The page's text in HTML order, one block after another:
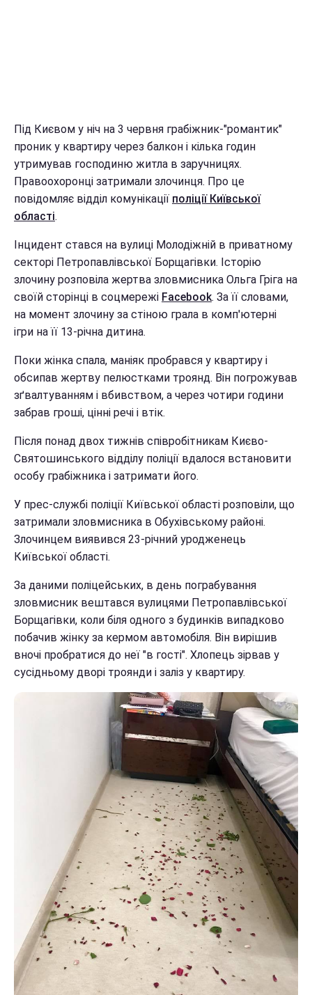
Під Києвом у ніч на 3 червня грабіжник-"романтик"
проник у квартиру через балкон і кілька годин
утримував господиню житла в заручницях.
Правоохоронці затримали злочинця. Про це
повідомляє відділ комунікації поліції Київської
області.
Інцидент стався на вулиці Молодіжній в приватному
секторі Петропавлівської Борщагівки. Історію
злочину розповіла жертва зловмисника Ольга Гріга на
своїй сторінці в соцмережі Facebook. За її словами,
на момент злочину за стіною грала в комп'ютерні
ігри на її 13-річна дитина.
Поки жінка спала, маніяк пробрався у квартиру і
обсипав жертву пелюстками троянд. Він погрожував
зґвалтуванням і вбивством, а через чотири години
забрав гроші, цінні речі і втік.
Після понад двох тижнів співробітникам Києво-
Святошинського відділу поліції вдалося встановити
особу грабіжника і затримати його.
У прес-службі поліції Київської області розповіли, що
затримали зловмисника в Обухівському районі.
Злочинцем виявився 23-річний уродженець
Київської області.
За даними поліцейських, в день пограбування
зловмисник вештався вулицями Петропавлівської
Борщагівки, коли біля одного з будинків випадково
побачив жінку за кермом автомобіля. Він вирішив
вночі пробратися до неї "в гості". Хлопець зірвав у
сусідньому дворі троянди і заліз у квартиру.